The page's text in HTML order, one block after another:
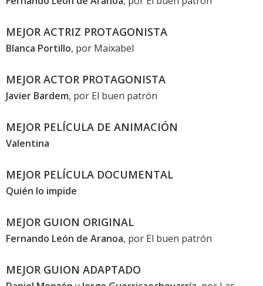
MEJOR ACTRIZ PROTAGONISTA
Blanca Portillo, por Maixabel
MEJOR ACTOR PROTAGONISTA
Javier Bardem, por El buen patrón
MEJOR PELÍCULA DE ANIMACIÓN
Valentina
MEJOR PELÍCULA DOCUMENTAL
Quién lo impide
MEJOR GUION ORIGINAL
Fernando León de Aranoa, por El buen patrón
MEJOR GUION ADAPTADO